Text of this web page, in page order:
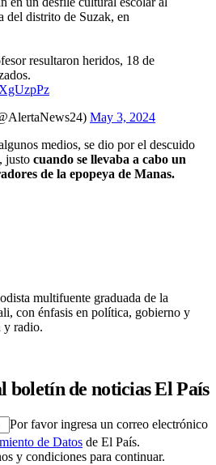
del distrito de Suzak, en
resultaron heridos, 18 de
May 3, 2024
medios, se dio por el descuido
justo cuando se llevaba a cabo un
de la epopeya de Manas.
multifuente graduada de la
con énfasis en política, gobierno y
y radio.
boletín de noticias El País
Por favor ingresa un correo electrónico
de Datos de El País.
y condiciones para continuar.